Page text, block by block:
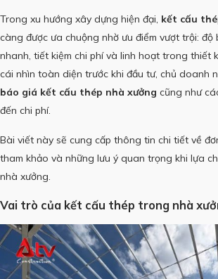
Trong xu hướng xây dựng hiện đại, kết cấu
càng được ưa chuộng nhờ ưu điểm vượt trội: độ
nhanh, tiết kiệm chi phí và linh hoạt trong thiết
cái nhìn toàn diện trước khi đầu tư, chủ doanh
báo giá kết cấu thép nhà xưởng cũng như
đến chi phí.
Bài viết này sẽ cung cấp thông tin chi tiết về
tham khảo và những lưu ý quan trọng khi lựa
nhà xưởng.
Vai trò của kết cấu thép trong nhà